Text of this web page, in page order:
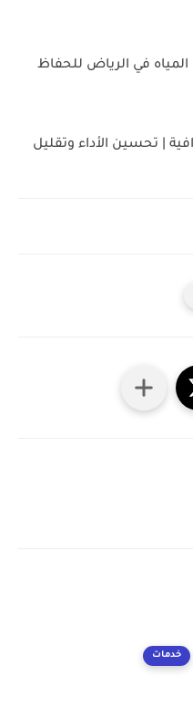
في الرياض للحفاظ
| تحسين الأداء وتقليل
خدمات